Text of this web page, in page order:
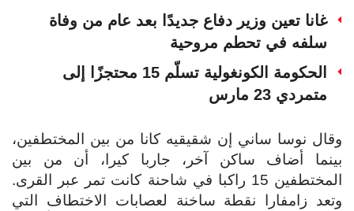
غانا تعين وزير دفاع جديدًا بعد عام من وفاة
سلفه في تحطم مروحية
الحكومة الكونغولية تسلّم 15 محتجزًا إلى
متمردي 23 مارس
وقال نوسا ساني إن شقيقيه كانا من بين المختطفين،
بينما أضاف ساكن آخر، جاربا كيرا، أن من بين
المختطفين 15 راكبا في شاحنة كانت تمر عبر القرى.
وتعد زامفارا نقطة ساخنة لعصابات الاختطاف التي